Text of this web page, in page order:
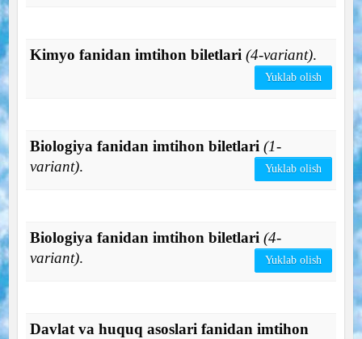
Kimyo fanidan imtihon biletlari (4-variant).
Yuklab olish
Biologiya fanidan imtihon biletlari (1-
variant). Yuklab olish
Biologiya fanidan imtihon biletlari (4-
variant). Yuklab olish
Davlat va huquq asoslari fanidan imtihon